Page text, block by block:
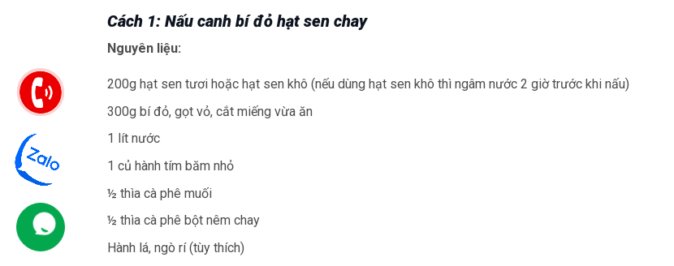
Cách 1: Nấu canh bí đỏ hạt sen chay
Nguyên liệu:
200g hạt sen tươi hoặc hạt sen khô (nếu dùng hạt sen khô thì ngâm nước 2 giờ trước khi nấu)
300g bí đỏ, gọt vỏ, cắt miếng vừa ăn
1 lít nước
1 củ hành tím băm nhỏ
½ thìa cà phê muối
½ thìa cà phê bột nêm chay
Hành lá, ngò rí (tùy thích)